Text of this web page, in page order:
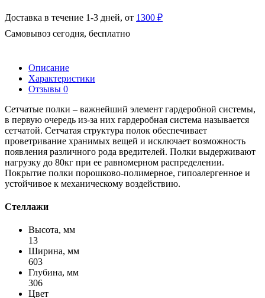
Доставка в течение 1-3 дней, от 1300 ₽
Самовывоз сегодня, бесплатно
Описание
Характеристики
Отзывы 0
Сетчатые полки – важнейший элемент гардеробной системы,
в первую очередь из-за них гардеробная система называется
сетчатой. Сетчатая структура полок обеспечивает
проветривание хранимых вещей и исключает возможность
появления различного рода вредителей. Полки выдерживают
нагрузку до 80кг при ее равномерном распределении.
Покрытие полки порошково-полимерное, гипоалергенное и
устойчивое к механическому воздействию.
Стеллажи
Высота, мм
13
Ширина, мм
603
Глубина, мм
306
Цвет